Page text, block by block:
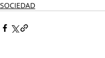
SOCIEDAD